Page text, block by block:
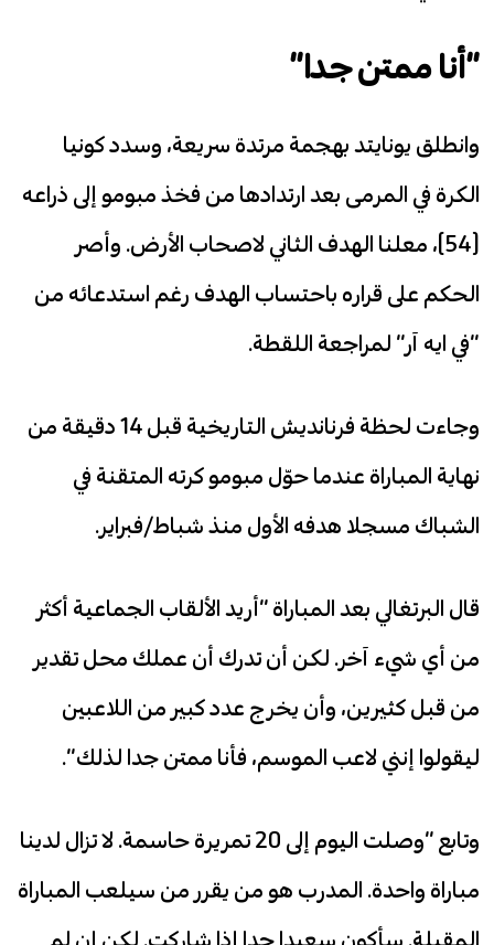
“أنا ممتن جدا”
وانطلق يونايتد بهجمة مرتدة سريعة، وسدد كونيا
الكرة في المرمى بعد ارتدادها من فخذ مبومو إلى ذراعه
(54)، معلنا الهدف الثاني لاصحاب الأرض. وأصر
الحكم على قراره باحتساب الهدف رغم استدعائه من
“في ايه آر” لمراجعة اللقطة.
وجاءت لحظة فرنانديش التاريخية قبل 14 دقيقة من
نهاية المباراة عندما حوّل مبومو كرته المتقنة في
الشباك مسجلا هدفه الأول منذ شباط/فبراير.
قال البرتغالي بعد المباراة “أريد الألقاب الجماعية أكثر
من أي شيء آخر. لكن أن تدرك أن عملك محل تقدير
من قبل كثيرين، وأن يخرج عدد كبير من اللاعبين
ليقولوا إنني لاعب الموسم، فأنا ممتن جدا لذلك”.
وتابع “وصلت اليوم إلى 20 تمريرة حاسمة. لا تزال لدينا
مباراة واحدة. المدرب هو من يقرر من سيلعب المباراة
المقبلة. سأكون سعيدا جدا إذا شاركت. لكن إن لم